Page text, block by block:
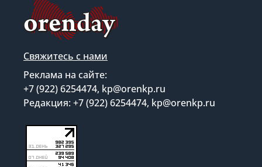
Свяжитесь с нами
Реклама на сайте:
+7 (922) 6254474, kp@orenkp.ru
Редакция: +7 (922) 6254474, kp@orenkp.ru